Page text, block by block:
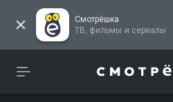
Смотрёшка
ТВ, фильмы и сериалы